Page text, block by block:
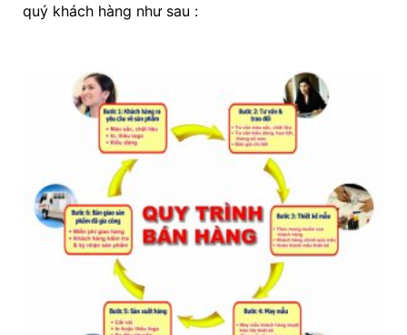
quý khách hàng như sau :